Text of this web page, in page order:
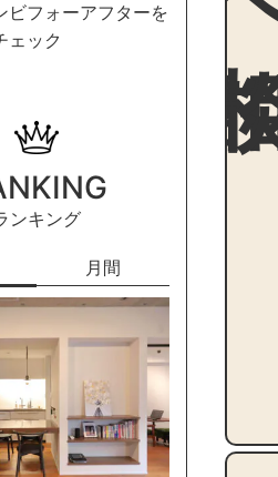
ビフォーアフターを
ェック
ンキング
月間